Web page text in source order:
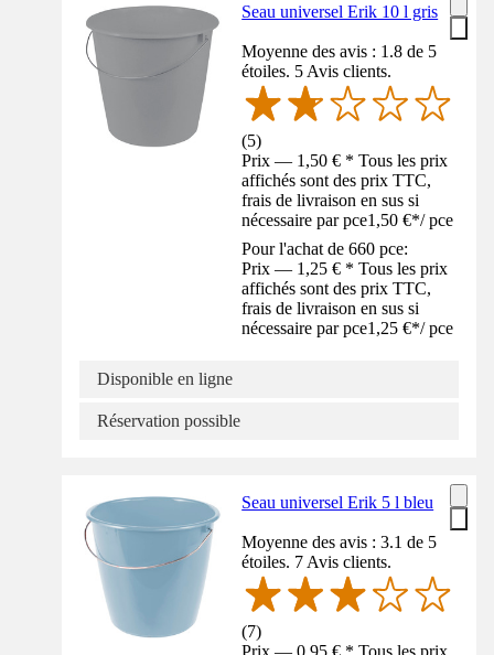
Seau universel Erik 10 l gris
Moyenne des avis : 1.8 de 5
étoiles. 5 Avis clients.
(5)
Prix — 1,50 € * Tous les prix
affichés sont des prix TTC,
frais de livraison en sus si
nécessaire par pce1,50 €*/ pce
Pour l'achat de 660 pce:
Prix — 1,25 € * Tous les prix
affichés sont des prix TTC,
frais de livraison en sus si
nécessaire par pce1,25 €*/ pce
Disponible en ligne
Réservation possible
Seau universel Erik 5 l bleu
Moyenne des avis : 3.1 de 5
étoiles. 7 Avis clients.
(7)
Prix — 0,95 € * Tous les prix